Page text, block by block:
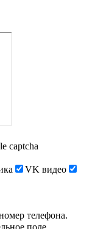
captcha
VK видео
телефона.
поле